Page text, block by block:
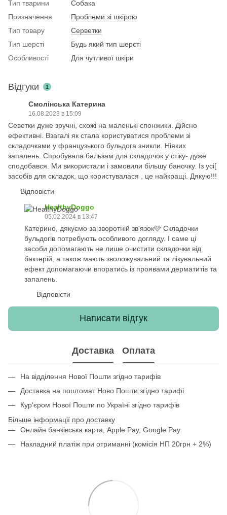
Тип тварини
Собака
Призначення
Проблеми зі шкірою
Тип товару
Серветки
Тип шерсті
Будь який тип шерсті
Особливості
Для чутливої шкіри
Відгуки 1
Смолінська Катерина
16.08.2023 в 15:09
Севетки дуже зручні, схожі на маленькі спонжики. Дійсно
ефективні. Взагалі як стала користуватися проблеми зі
складочками у французького бульдога зникли. Ніяких
запалень. Cпробувала бальзам для складочок у стіку- дуже
сподобався. Ми використали і замовили більшу баночку. Із усі[
засобів для складок, що користувалася , це найкращі. Дякую!!!
Відповісти
HealthyDoggo
05.02.2024 в 13:47
Катерино, дякуємо за зворотній зв'язок🩷 Складочки
бульдогів потребують особливого догляду. І саме ці
засоби допомагають не лише очистити складочки від
бактерій, а також мають зволожувальний та лікувальний
ефект допомагаючи впоратись із проявами дерматитів та
запалень.
Відповісти
Написати відгук
Доставка Оплата
На відділення Нової Пошти згідно тарифів
Доставка на поштомат Ново Пошти згідно тарифі
Кур'єром Нової Пошти по Україні згідно тарифів
Більше інформації про доставку
Онлайн банківська карта, Apple Pay, Google Pay
Накладний платіж при отриманні (комісія НП 20грн + 2%)